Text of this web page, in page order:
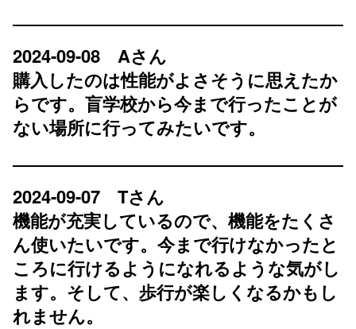
2024-09-08 Aさん
購入したのは性能がよさそうに思えたか
らです。盲学校から今まで行ったことが
ない場所に行ってみたいです。
2024-09-07 Tさん
機能が充実しているので、機能をたくさ
ん使いたいです。今まで行けなかったと
ころに行けるようになれるような気がし
ます。そして、歩行が楽しくなるかもし
れません。